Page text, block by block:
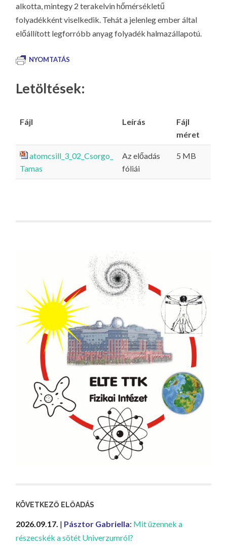
alkotta, mintegy 2 terakelvin hőmérsékletű
folyadékként viselkedik. Tehát a jelenleg ember által
előállított legforróbb anyag folyadék halmazállapotú.
NYOMTATÁS
Letöltések:
Fájl Leírás
Fájl
méret
atomcsill_3_02_Csorgo_
Tamas
Az előadás
fóliái
5 MB
KÖVETKEZŐ ELŐADÁS
2026.09.17. | Pásztor Gabriella: Mit üzennek a
részecskék a sötét Univerzumról?